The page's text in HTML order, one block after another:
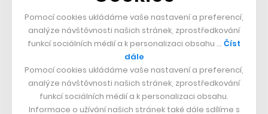
SLEDUJTE NÁS
73k
Pomocí cookies ukládáme vaše nastavení a preferencí,
analýze návštěvnosti našich stránek, zprostředkování
funkcí sociálních médií a k personalizaci obsahu … Číst
dále
Pomocí cookies ukládáme vaše nastavení a preferencí,
analýze návštěvnosti našich stránek, zprostředkování
funkcí sociálních médií a k personalizaci obsahu.
Informace o užívání našich stránek také dále sdílíme s